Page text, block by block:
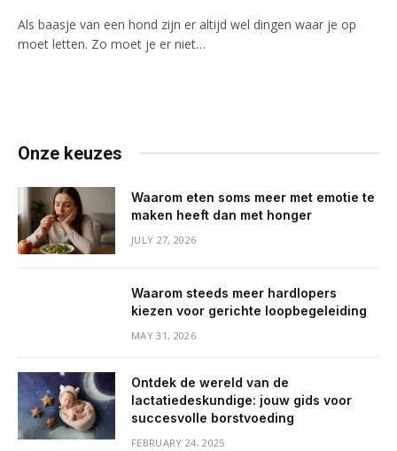
Als baasje van een hond zijn er altijd wel dingen waar je op
moet letten. Zo moet je er niet…
Onze keuzes
Waarom eten soms meer met emotie te
maken heeft dan met honger
JULY 27, 2026
Waarom steeds meer hardlopers
kiezen voor gerichte loopbegeleiding
MAY 31, 2026
Ontdek de wereld van de
lactatiedeskundige: jouw gids voor
succesvolle borstvoeding
FEBRUARY 24, 2025